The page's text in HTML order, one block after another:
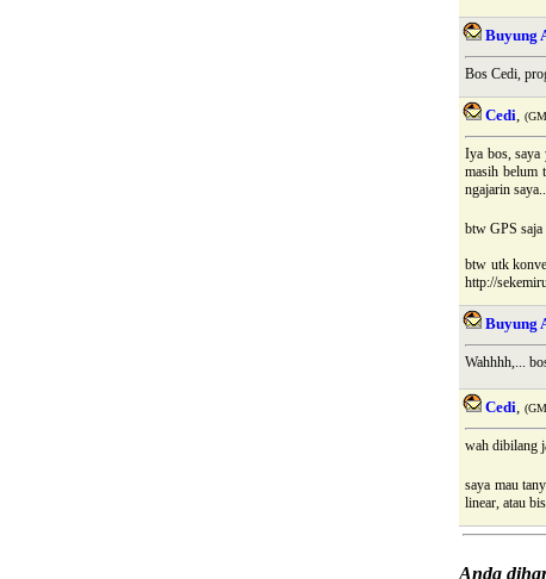
Buyung
Bos Cedi,
Cedi,
Iya bos, saya
masih belum
ngajarin
btw GPS
btw utk
http://
Buyung
Wahhhh,...
Cedi,
wah dibilang
saya mau
linear, atau
Anda